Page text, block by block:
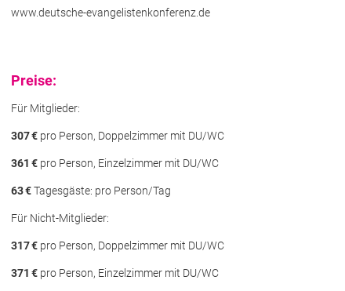
www.deutsche-evangelistenkonferenz.de
Preise:
Für Mitglieder:
307€ pro Person, Doppelzimmer mit DU/WC
361 € pro Person, Einzelzimmer mit DU/WC
63€Tagesgäste: pro Person/Tag
Für Nicht-Mitglieder:
317€ pro Person, Doppelzimmer mit DU/WC
371 € pro Person, Einzelzimmer mit DU/WC